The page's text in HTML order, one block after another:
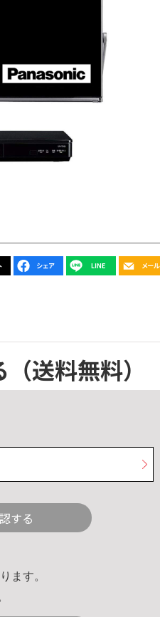
（送料無料）
する
ます。